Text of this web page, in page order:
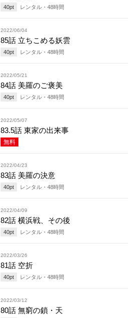
40pt レンタル・ 48時間
2022/06/04
85話 立ちこめる妖雲
40pt レンタル・ 48時間
2022/05/21
84話 美羅のご褒美
40pt レンタル・ 48時間
2022/05/07
83.5話 東家の出来事
無料
2022/04/23
83話 美羅の決意
40pt レンタル・ 48時間
2022/04/09
82話 横浜戦、その後
40pt レンタル・ 48時間
2022/03/26
81話 空折
40pt レンタル・ 48時間
2022/03/12
80話 無窮の鎖・天